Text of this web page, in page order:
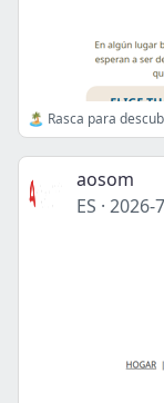
🏝️ Rasca para
aosom
ES · 2026-